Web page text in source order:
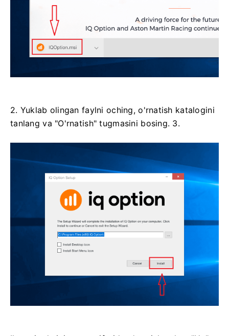
2. Yuklab olingan faylni oching, o'rnatish katalogini
tanlang va "O'rnatish" tugmasini bosing. 3.